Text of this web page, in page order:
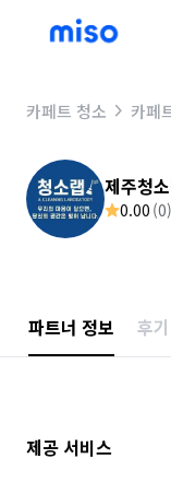
카페트 청소 카페
제주청
0.00 (0)
파트너 정보 후기
제공 서비스